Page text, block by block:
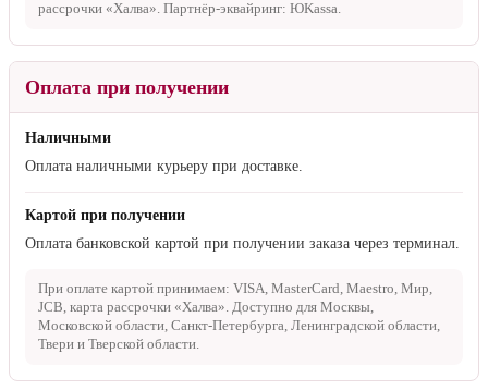
рассрочки «Халва». Партнёр-эквайринг: ЮKassa.
Оплата при получении
Наличными
Оплата наличными курьеру при доставке.
Картой при получении
Оплата банковской картой при получении заказа через терминал.
При оплате картой принимаем: VISA, MasterCard, Maestro, Мир,
JCB, карта рассрочки «Халва». Доступно для Москвы,
Московской области, Санкт-Петербурга, Ленинградской области,
Твери и Тверской области.